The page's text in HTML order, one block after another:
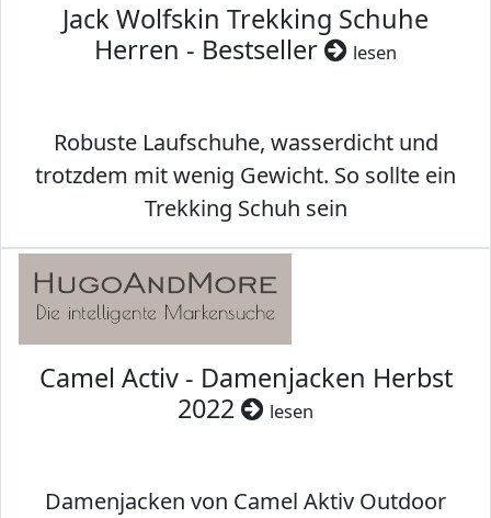
Jack Wolfskin Trekking Schuhe
Herren - Bestseller
lesen
Robuste Laufschuhe, wasserdicht und
trotzdem mit wenig Gewicht. So sollte ein
Trekking Schuh sein
Camel Activ - Damenjacken Herbst
2022
lesen
Damenjacken von Camel Aktiv Outdoor